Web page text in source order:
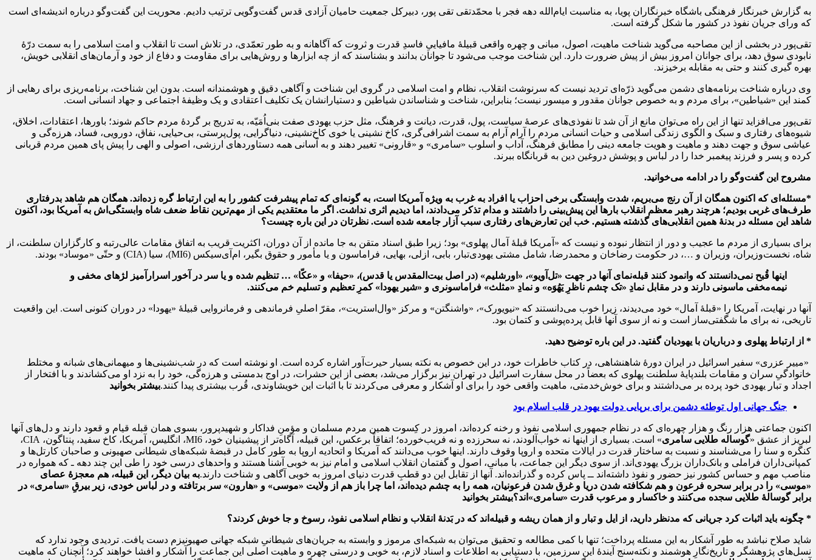
به گزارش خبرنگار فرهنگی باشگاه خبرنگاران پویا، به مناسبت ایام‌الله دهه فجر با محمّدتقی تقی پور، دبیرکل جمعیت حامیان آزادی قدس گفت‌وگویی ترتیب دادیم. محوریت این گفت‌وگو درباره اندیشه‌ای است
که ورای جریان نفوذ در کشور ما شکل گرفته است.
تقی‌پور در بخشی از این مصاحبه می‌گوید شناخت ماهیت، اصول، مبانی و چهره واقعی قبیلۀ مافیاییِ فاسدِ قدرت و ثروت که آگاهانه و به طور تعمّدی، در تلاش است تا انقلاب و امت اسلامی را به سمت درّۀ
نابودی سوق دهد، برای جوانان امروز بیش از پیش ضرورت دارد. این شناخت موجب می‌شود تا جوانان بدانند و بشناسند که از چه ابزارها و روش‌هایی برای مقاومت و دفاع از خود و آرمان‌های انقلابی خویش،
بهره گیری کنند و حتی به مقابله برخیزند.
وی درباره شناخت برنامه‌های دشمن می‌گوید ذرّه‌‌ای تردید نیست که سرنوشت انقلاب، نظام و امت اسلامی در گروی این شناخت و آگاهی دقیق و هوشمندانه است. بدون این شناخت، برنامه‌ریزی برای رهایی از
کمند این «شیاطین»، برای مردم و به خصوص جوانان مقدور و میسور نیست؛ بنابراین، شناخت و شناساندن شیاطین و دستیارانشان یک تکلیف اعتقادی و یک وظیفۀ اجتماعی و جهاد انسانی است.
تقی‌پور می‌افزاید تنها از این راه می‌توان مانع از آن شد تا نفوذی‌های عرصۀ سیاست، پول، قدرت، دیانت و فرهنگ، مثل حزب یهودی صفت بنی‌اُمَیّه، به تدریج بر گردۀ مردم حاکم شوند؛ باورها، اعتقادات، اخلاق،
شیوه‌های رفتاری و سبک و الگوی زندگی اسلامی و حیات انسانی مردم را آرام آرام به سمت اشرافی‌گری، کاخ نشینی یا خوی کاخ‌نشینی، دنیاگرایی، پول‌پرستی، بی‌حیایی، نفاق، دورویی، فساد، هرزه‌گی و
عیاشی سوق و جهت دهند و ماهیت و هویت جامعه دینی را مطابق فرهنگ، آداب و اسلوب «سامری» و «قارونی» تغییر دهند و به آسانی همه دستاوردهای ارزشی، اصولی و الهی را پیش پای همین مردم قربانی
کرده و پسر و فرزند پیغمبر خدا را در لباس و پوشش دروغین دین به قربانگاه ببرند.
مشروح این گفت‌وگو را در ادامه می‌خوانید.
*مسئله‌ای که اکنون همگان از آن رنج می‌‏بریم، شدت وابستگی برخی احزاب یا افراد به غرب به ویژه آمریکا است، به گونه‌ای که تمام پیشرفت کشور را به این ارتباط گره زده‌اند. همگان هم شاهد بدرفتاری
طرف‌های غربی بودیم؛ هرچند رهبر معظم انقلاب بارها این پیش‌بینی را داشتند و مدام تذکر می‌دادند، اما دیدیم اثری نداشت. اگر ما معتقدیم یکی از مهم‌ترین نقاط ضعف شاه وابستگی‌اش به آمریکا بود، اکنون
شاهد این مسئله در بدنۀ همین انقلابی‌های گذشته هستیم. خب این تعارض‌های رفتاری سبب آزار جامعه شده است. نظرتان در این باره چیست؟
برای بسیاری از مردم ما عجیب و دور از انتظار نبوده و نیست که «آمریکا قبلۀ آمال پهلوی» بود؛ زیرا طبق اسناد متقن به جا مانده از آن دوران، اکثریت قریب به اتفاق مقامات عالی‌رتبه و کارگزاران سلطنت، از
شاه، نخست‌وزیران، وزیران و …، در حکومت رضاخان و محمدرضا، شامل مشتی یهودی‌تبار، بابی، ازلی، بهایی، فراماسون و یا مأمور و حقوق بگیر، ام‌آی‌سیکس (MI6)، سیا (CIA) و حتّی «موساد» بودند.
اینها قُبح نمی‌دانستند که وانمود کنند قبله‌نمای آنها در جهت «تل‌آویو»، «اورشلیم» (در اصل بیت‌المقدس یا قدس)، «حیفا» و «عکّا» … تنظیم شده و یا سر در آخور اسرارآمیز لژهای مخفی و
نیمه‌مخفی ماسونی دارند و در مقابل نمادِ «تک چشم ناظرِ یَهُوَه» و نمادِ «مثلث» فراماسونری و «شیر یهودا» کمرِ تعظیم و تسلیم خم می‌کنند.
آنها در نهایت، آمریکا را «قبلۀ آمال» خود می‌دیدند، زیرا خوب می‌دانستند که «نیویورک»، «واشنگتن» و مرکز «وال‌استریت»، مقرّ اصلیِ فرماندهی و فرمانروایی قبیلۀ «یهودا» در دوران کنونی است. این واقعیت
تاریخی، نه برای ما شگفتی‌ساز است و نه از سوی آنها قابل پرده‌پوشی و کتمان بود.
* از ارتباط پهلوی و درباریان با یهودیان گفتید. در این باره توضیح دهید.
«مییر عزری» سفیر اسرائیل در ایران دورۀ شاهنشاهی، در کتاب خاطرات خود، در این خصوص به نکته بسیار حیرت‌آور اشاره کرده است. او نوشته است که در شب‌نشینی‌ها و میهمانی‌های شبانه و مختلط
خانوادگیِ سران و مقامات بلندپایۀ سلطنت پهلوی که بعضاً در محل سفارت اسرائیل در تهران نیز برگزار می‌شد، بعضی از این حشرات، در اوج بدمستی و هرزه‌گی، خود را به نزد او می‌کشاندند و با افتخار از
اجداد و تبار یهودی خود پرده بر می‌داشتند و برای خوش‌خدمتی، ماهیت واقعی خود را برای او آشکار و معرفی می‌کردند تا با اثبات این خویشاوندی، قُرب بیشتری پیدا کنند.بیشتر بخوانید
جنگ جهانی اول توطئه دشمن برای برپایی دولت یهود در قلب اسلام بود
اکنون جماعتی هزار رنگ و هزار چهره‌ای که در نظام جمهوری اسلامی نفوذ و رخنه کرده‌اند، امروز در کِسوت همین مردم مسلمان و مؤمنِ فداکار و شهیدپرور، بسوی همان قبله قیام و قعود دارند و دل‌های آنها
لبریز از عشق «گوساله طلایی سامری
» است. بسیاری از اینها نه خواب‌آلودند، نه سحرزده و نه فریب‌خورده؛ اتفاقاً برعکس، این قبیله، آگاه‌تر از پیشینیان خود، MI6، انگلیس، آمریکا، کاخ سفید، پنتاگون، CIA،
کنگره و سنا را می‌شناسند و نسبت به ساختار قدرت در ایالات متحده و اروپا وقوف دارند. اینها خوب می‌دانند که آمریکا و اتحادیه اروپا به طور کامل در قبضۀ شبکه‌های شیطانی صهیونی و صاحبان کارتل‌ها و
کمپانی‌داران فراملی و بانک‌داران بزرگ یهودی‌اند. از سوی دیگر این جماعت، با مبانی، اصول و گفتمان انقلاب اسلامی و امام نیز به خوبی آشنا هستند و واحدهای درسی خود را طی این چند دهه ـ که همواره در
مناصب مهم و حساس کشور نیز حضور و نفوذ داشته‌اند ــ پاس کرده و گذرانده‌اند. آنها از تقابل این دو قطبِ قدرت دنیای امروز به خوبی آگاهی و شناخت دارند.به بیان دیگر، این قبیله، هم معجزۀ عصای
«موسی» را در برابر سحره فرعون و هم شکافته شدن دریا و غرق شدن فرعونیان، همه را به چشم دیده‌اند، اما چرا باز هم از ولایت «موسی» و «هارون» سر برتافته و در لباس خودی، زیر بیرقِ «سامری» در
برابر گوسالۀ طلایی سجده می‌کنند و خاکسار و مرعوب قدرت «سامری»‌اند؟بیشتر بخوانید
* چگونه باید اثبات کرد جریانی که مدنظر دارید، از ایل و تبار و از همان ریشه و قبیله‌اند که در بَدنۀ انقلاب و نظام اسلامی نفوذ، رسوخ و جا خوش کردند؟
شاید صلاح نباشد به طور آشکار به این مسئله پرداخت؛ تنها با کمی مطالعه و تحقیق می‌توان به شبکه‌ای مرموز و وابسته به جریان‌های شیطانیِ شبکه جهانی صهیونیزم دست یافت. تردیدی وجود ندارد که
نسل‌های پژوهشگر و تاریخ‌نگارِ هوشمند و نکته‌سنج آیندۀ این سرزمین، با دستیابی به اطلاعات و اسناد لازم، به خوبی و درستی چهره و ماهیت اصلی این جماعت را آشکار و افشا خواهند کرد؛ آنچنان که ماهیت